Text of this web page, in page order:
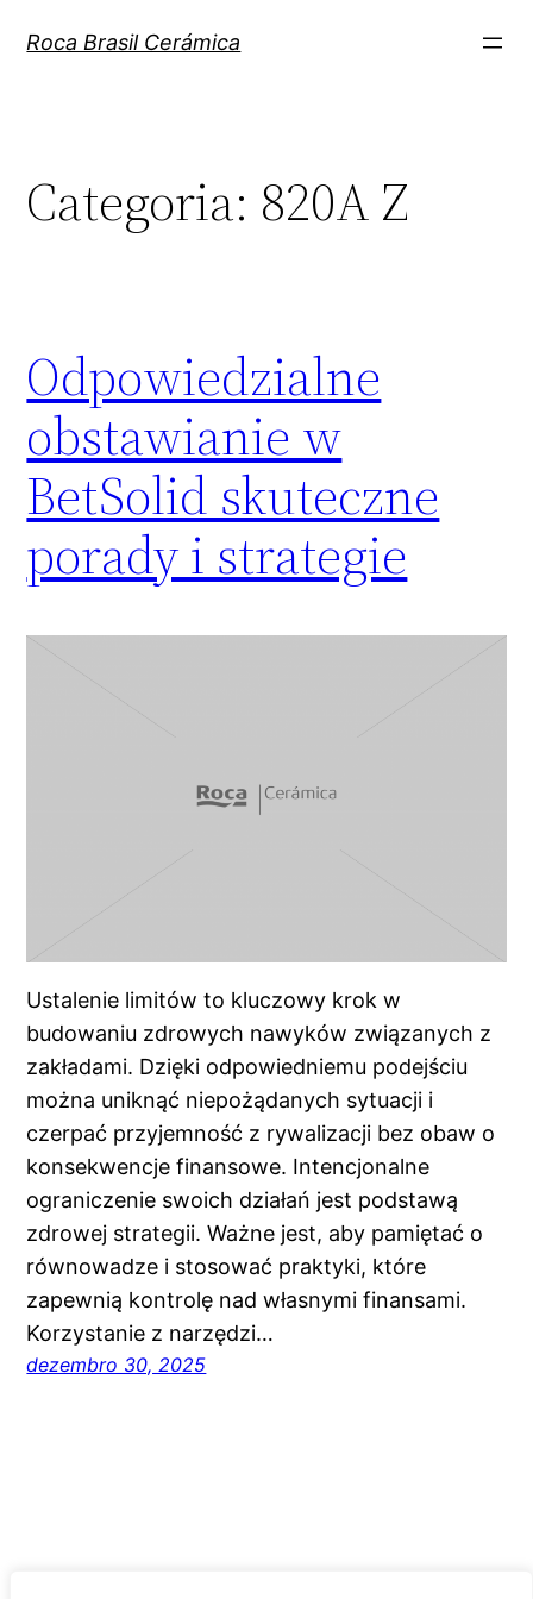
paraRoca Brasil Cerámica
Categoria: 820A Z
Odpowiedzialne
obstawianie w
BetSolid skuteczne
porady i strategie
Ustalenie limitów to kluczowy krok w
budowaniu zdrowych nawyków związanych z
zakładami. Dzięki odpowiedniemu podejściu
można uniknąć niepożądanych sytuacji i
czerpać przyjemność z rywalizacji bez obaw o
konsekwencje finansowe. Intencjonalne
ograniczenie swoich działań jest podstawą
zdrowej strategii. Ważne jest, aby pamiętać o
równowadze i stosować praktyki, które
zapewnią kontrolę nad własnymi finansami.
Korzystanie z narzędzi…
dezembro 30, 2025